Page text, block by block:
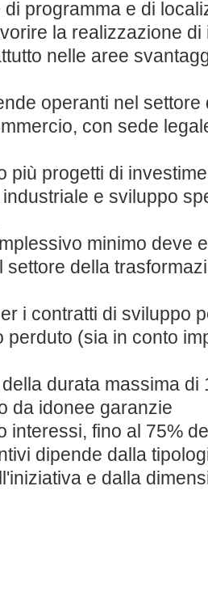
programma e di
la realizzazione
nelle aree
operanti nel settore
con sede
più progetti di
e sviluppo
minimo deve
settore della
i contratti di sviluppo
perduto (sia in conto
durata massima di
da idonee garanzie
interessi, fino al 75%
dipende dalla
e dalla